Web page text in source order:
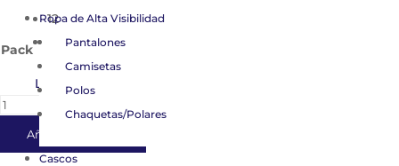
Ropa de Alta Visibilidad
Pantalones
Camisetas
Polos
Chaquetas/Polares
Cascos
Pack
12
144
Limpiar
guante
trabajo
Añadir al carrito